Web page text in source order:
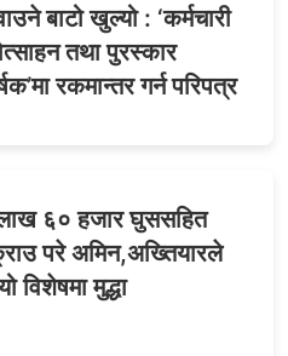
:
बाटो खुल्यो : ‘कर्मचारी
तथा पुरस्कार
रकमान्तर गर्न परिपत्र
६० हजार घुससहित
परे अमिन,अख्तियारले
विशेषमा मुद्धा